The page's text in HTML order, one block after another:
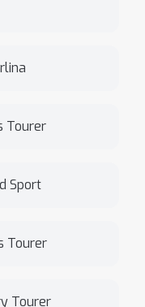
Tourer
Sport
Tourer
Tourer